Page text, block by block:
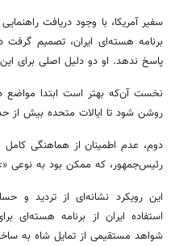
سفیر آمریکا، با وجود دریافت
برنامه هسته‌ای ایران، تصمیم گرفت
پاسخ ندهد. او دو دلیل اصلی برای
نخست آن‌که بهتر است ابتدا مواضع
روشن شود تا ایالات متحده بیش از
دوم، عدم اطمینان از هماهنگی کامل
رئیس‌جمهور، که ممکن بود به نوعی
این رویکرد نشانه‌ای از تردید و
استفاده ایران از برنامه هسته‌ای
شواهد مستقیمی از تمایل شاه به